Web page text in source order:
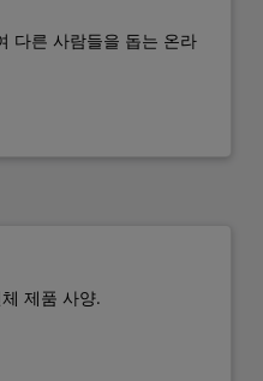
다른 사람들을 돕는 온라
제품 사양.